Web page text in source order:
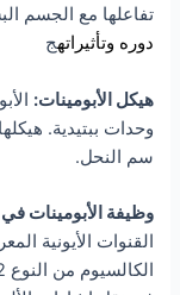
تفاعلها مع الجسم
دوره وتأثيراتهج
هيكل الأبومينات:
وحدات ببتيدية.
سم النحل.
وظيفة الأبومينات
القنوات الأيونية